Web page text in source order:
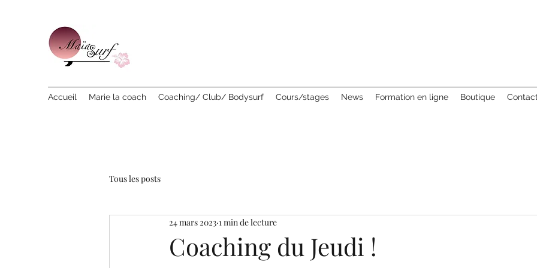
Accueil Marie la coach Coaching/ Club/ Bodysurf Cours/stages News Formation en ligne Boutique
Tous les posts
Coaching du Jeudi !
24 mars 2023 1 min de lecture